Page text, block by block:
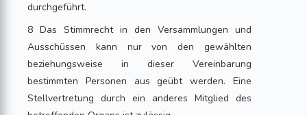
durchgeführt.
8 Das Stimmrecht in den Versammlungen und
Ausschüssen kann nur von den gewählten
beziehungsweise in dieser Vereinbarung
bestimmten Personen aus geübt werden. Eine
Stellvertretung durch ein anderes Mitglied des